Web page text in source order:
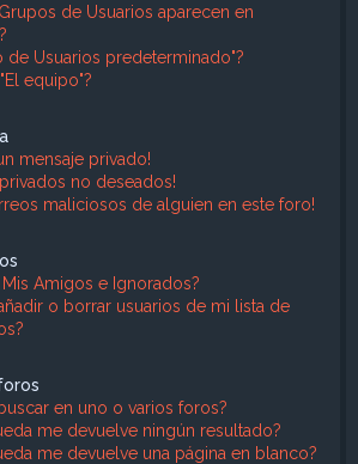
de Usuarios aparecen en
de Usuarios predeterminado"?
equipo"?
mensaje privado!
no deseados!
maliciosos de alguien en este foro!
Amigos e Ignorados?
o borrar usuarios de mi lista de
en uno o varios foros?
me devuelve ningún resultado?
me devuelve una página en blanco?